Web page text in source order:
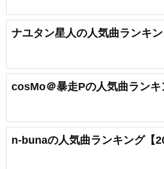
ナユタン星人の人気曲ランキン
cosMo＠暴走Pの人気曲ランキ
n-bunaの人気曲ランキング【